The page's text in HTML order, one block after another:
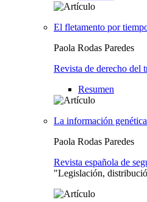
El fletamento por
Paola Rodas Paredes
Revista de derecho del
Resumen
La información
Paola Rodas Paredes
Revista española de
"Legislación,